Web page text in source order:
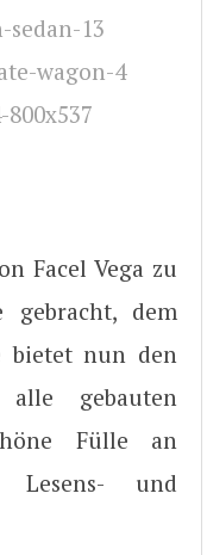
Facel Vega zu
gebracht, dem
bietet nun den
gebauten
Fülle an
Lesens- und